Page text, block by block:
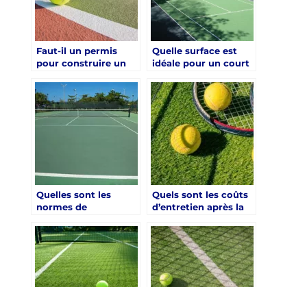
Faut-il un permis
pour construire un
Saint-Raphaël ?
Quelle surface est
idéale pour un court
Raphaël ?
Quelles sont les
normes de
court de tennis à
Saint-Raphaël ?
Quels sont les coûts
d’entretien après la
court de tennis à
Saint-Raphaël ?